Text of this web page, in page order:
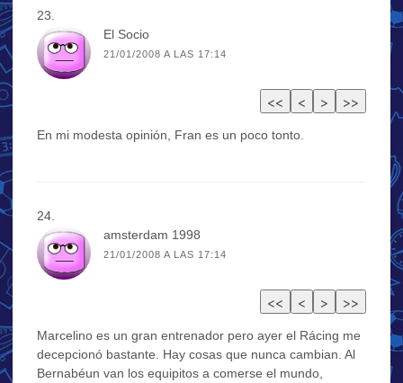
El Socio
21/01/2008 A LAS 17:14
En mi modesta opinión, Fran es un poco tonto.
amsterdam 1998
21/01/2008 A LAS 17:14
Marcelino es un gran entrenador pero ayer el Rácing me
decepcionó bastante. Hay cosas que nunca cambian. Al
Bernabéun van los equipitos a comerse el mundo,